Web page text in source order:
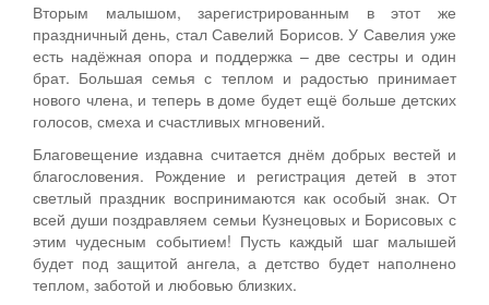
Вторым малышом, зарегистрированным в этот же
праздничный день, стал Савелий Борисов. У Савелия уже
есть надёжная опора и поддержка – две сестры и один
брат. Большая семья с теплом и радостью принимает
нового члена, и теперь в доме будет ещё больше детских
голосов, смеха и счастливых мгновений.
Благовещение издавна считается днём добрых вестей и
благословения. Рождение и регистрация детей в этот
светлый праздник воспринимаются как особый знак. От
всей души поздравляем семьи Кузнецовых и Борисовых с
этим чудесным событием! Пусть каждый шаг малышей
будет под защитой ангела, а детство будет наполнено
теплом, заботой и любовью близких.